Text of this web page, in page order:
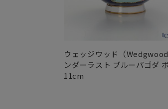
ウェッジウッド（
ンダーラスト ブルーパゴダ
11cm